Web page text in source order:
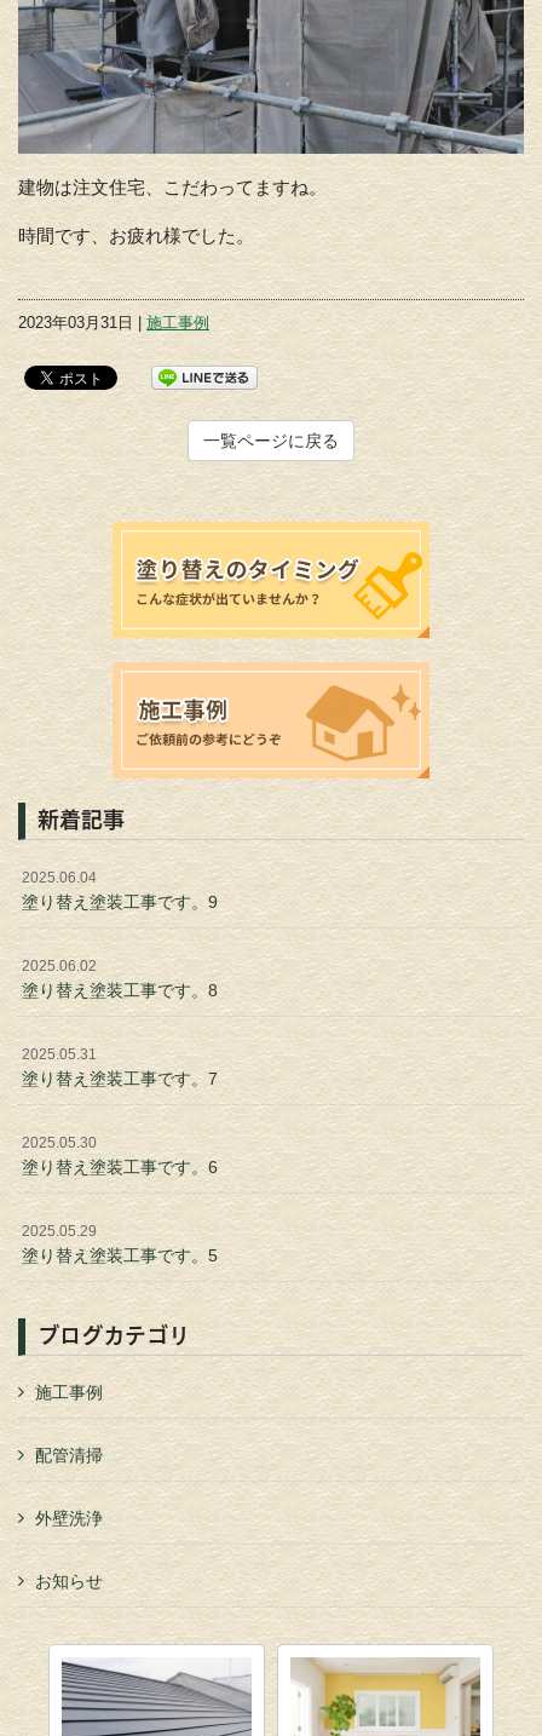
建物は注文住宅、こだわってますね。
時間です、お疲れ様でした。
2023年03月31日 | 施工事例
一覧ページに戻る
新着記事
2025.06.04
塗り替え塗装工事です。9
2025.06.02
塗り替え塗装工事です。8
2025.05.31
塗り替え塗装工事です。7
2025.05.30
塗り替え塗装工事です。6
2025.05.29
塗り替え塗装工事です。5
ブログカテゴリ
施工事例
配管清掃
外壁洗浄
お知らせ